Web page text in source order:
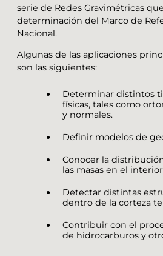
serie de Redes Gravimétricas
determinación del Marco de
Nacional.
Algunas de las aplicaciones
son las siguientes:
Determinar distintos
físicas, tales como
y normales.
Definir modelos de
Conocer la
las masas en el
Detectar distintas
dentro de la corteza
Contribuir con el
de hidrocarburos y